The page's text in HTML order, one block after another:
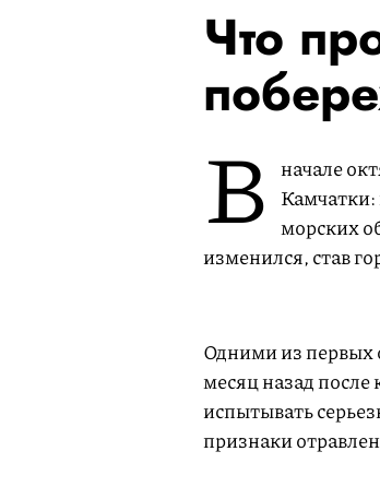
Что
В начале
Камчатки:
морских
изменился, став
Одними из первых
месяц назад
испытывать
признаки